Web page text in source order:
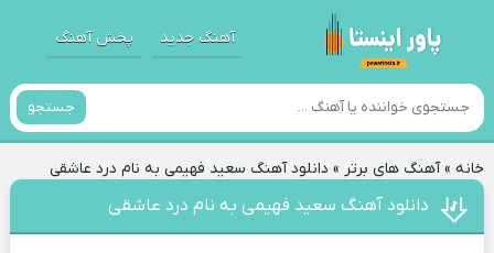
آهنگ جدید پخش آهنگ
جستجو
خانه»آهنگ های برتر » دانلود آهنگ سعید فهیمی به نام درد عاشقی
دانلود آهنگ سعید فهیمی به نام درد عاشقی